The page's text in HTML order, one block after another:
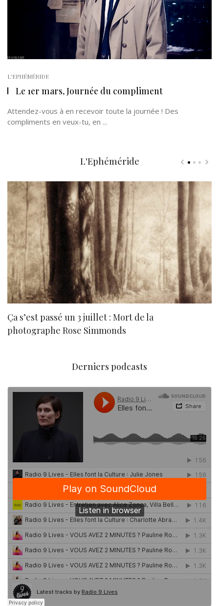
L'EPHÉMÉRIDE
Le 1er mars, Journée du compliment
Attendez-vous à en recevoir toute la journée ! Des
compliments en veux-tu, en ...
L'Ephéméride
Ça s’est passé un 3 juillet : Mort de la
photographe Rose Simmonds
Derniers podcasts